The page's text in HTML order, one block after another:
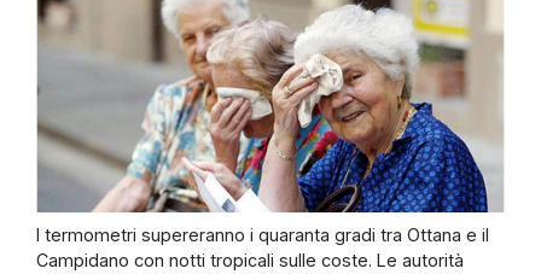
I termometri supereranno i quaranta gradi tra Ottana e il
Campidano con notti tropicali sulle coste. Le autorità